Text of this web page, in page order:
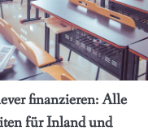
finanzieren: Alle
für Inland und